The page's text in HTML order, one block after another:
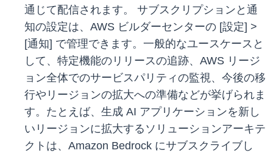
通じて配信されます。 サブスクリプションと通
知の設定は、AWS ビルダーセンターの [設定] >
[通知] で管理できます。一般的なユースケースと
して、特定機能のリリースの追跡、AWS リージ
ョン全体でのサービスパリティの監視、今後の移
行やリージョンの拡大への準備などが挙げられま
す。たとえば、生成 AI アプリケーションを新し
いリージョンに拡大するソリューションアーキテ
クトは、Amazon Bedrock にサブスクライブし